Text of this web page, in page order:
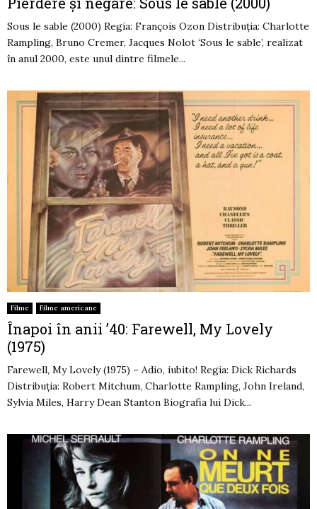
Sous le sable (2000) Regia: François Ozon Distribuția: Charlotte
Rampling, Bruno Cremer, Jacques Nolot ‘Sous le sable’, realizat
în anul 2000, este unul dintre filmele...
Filme Filme americane
Înapoi în anii ’40: Farewell, My Lovely
(1975)
Farewell, My Lovely (1975) – Adio, iubito! Regia: Dick Richards
Distribuția: Robert Mitchum, Charlotte Rampling, John Ireland,
Sylvia Miles, Harry Dean Stanton Biografia lui Dick...